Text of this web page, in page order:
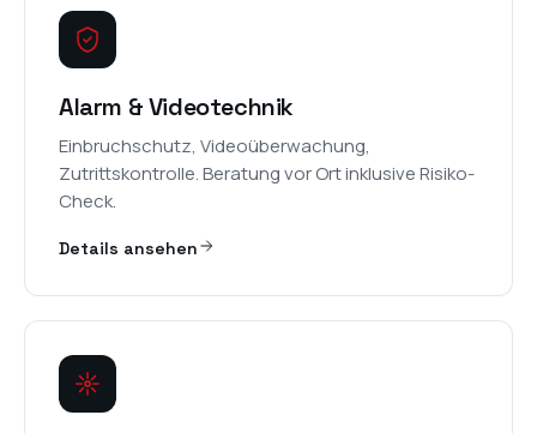
Alarm & Videotechnik
Einbruchschutz, Videoüberwachung,
Zutrittskontrolle. Beratung vor Ort inklusive Risiko-
Check.
Details ansehen